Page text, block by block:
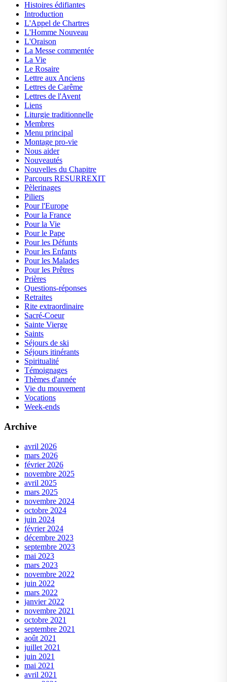
Histoires édifiantes
Introduction
L'Appel de Chartres
L'Homme Nouveau
L'Oraison
La Messe commentée
La Vie
Le Rosaire
Lettre aux Anciens
Lettres de Carême
Lettres de l'Avent
Liens
Liturgie traditionnelle
Membres
Menu principal
Montage pro-vie
Nous aider
Nouveautés
Nouvelles du Chapitre
Parcours RESURREXIT
Pèlerinages
Piliers
Pour l'Europe
Pour la France
Pour la Vie
Pour le Pape
Pour les Défunts
Pour les Enfants
Pour les Malades
Pour les Prêtres
Prières
Questions-réponses
Retraites
Rite extraordinaire
Sacré-Coeur
Sainte Vierge
Saints
Séjours de ski
Séjours itinérants
Spiritualité
Témoignages
Thèmes d'année
Vie du mouvement
Vocations
Week-ends
Archive
avril 2026
mars 2026
février 2026
novembre 2025
avril 2025
mars 2025
novembre 2024
octobre 2024
juin 2024
février 2024
décembre 2023
septembre 2023
mai 2023
mars 2023
novembre 2022
juin 2022
mars 2022
janvier 2022
novembre 2021
octobre 2021
septembre 2021
août 2021
juillet 2021
juin 2021
mai 2021
avril 2021